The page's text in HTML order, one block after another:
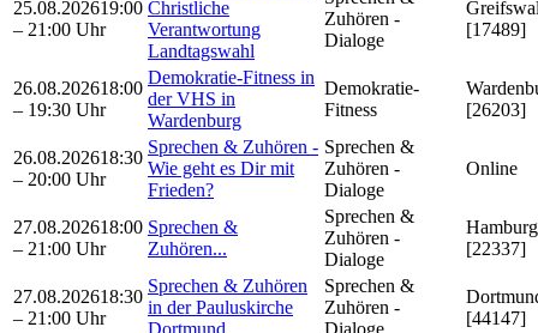
25.08.202619:00
– 21:00 Uhr
Christliche
Verantwortung
Landtagswahl
Zuhören -
Dialoge
[17489]
26.08.202618:00
– 19:30 Uhr
Demokratie-Fitness in
der VHS in
Wardenburg
Demokratie-
Fitness
[26203]
26.08.202618:30
– 20:00 Uhr
Sprechen & Zuhören -
Wie geht es Dir mit
Frieden?
Sprechen &
Zuhören -
Dialoge
Online
27.08.202618:00
– 21:00 Uhr
Sprechen &
Zuhören...
Sprechen &
Zuhören -
Dialoge
Hamburg
[22337]
27.08.202618:30
– 21:00 Uhr
Sprechen & Zuhören
in der Pauluskirche
Sprechen &
Zuhören -
[44147]